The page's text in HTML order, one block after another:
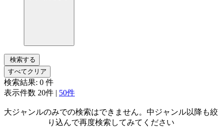
検索する
すべてクリア
検索結果: 0 件
表示件数 20件 | 50件
大ジャンルのみでの検索はできません。中ジャンル以降も絞
り込んで再度検索してみてください